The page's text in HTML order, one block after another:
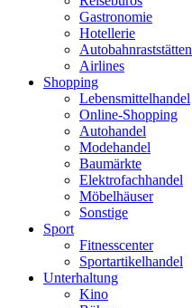
Gastronomie
Hotellerie
Autobahnraststätten
Airlines
Shopping
Lebensmittelhandel
Online-Shopping
Autohandel
Modehandel
Baumärkte
Elektrofachhandel
Möbelhäuser
Sonstige
Sport
Fitnesscenter
Sportartikelhandel
Unterhaltung
Kino